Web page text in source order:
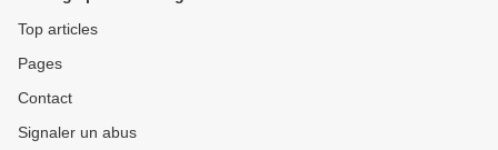
Top articles
Pages
Contact
Signaler un abus